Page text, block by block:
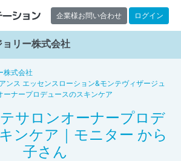
企業様お問い合わせ ログイン
ョリー株式会社
株式会社
ンス エッセンスローション&モンテヴィザージュ
ーナープロデュースのスキンケア
サロンオーナープロデ
ンケア｜モニター から
子さん